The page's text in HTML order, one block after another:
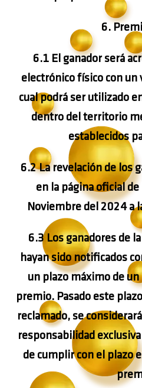
6.
6.1 El ganador será
electrónico físico con un
cual podrá ser utilizado
dentro del territorio
establecidos
6.2 La revelación de los
en la página oficial de
Noviembre del 2024a
6.3 Los ganadores de
hayan sido notificados
un plazo máximo de
premio. Pasado este
reclamado, se
responsabilidad
de cumplir con el plazo